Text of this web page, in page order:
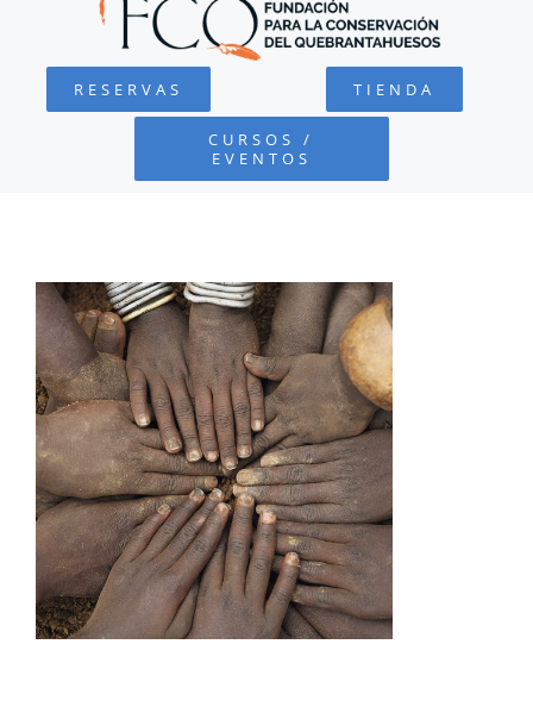
QUEBRANTAHUESOS
FUNDACIÓN
COLABORA
RECURSOS
NOTICIAS
CONTACTO
RESERVAS TIENDA
CURSOS /
EVENTOS